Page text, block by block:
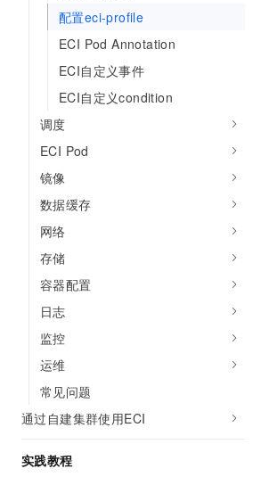
配置eci-profile
ECI Pod Annotation
ECI自定义事件
ECI自定义condition
调度
ECI Pod
镜像
数据缓存
网络
存储
容器配置
日志
监控
运维
常见问题
通过自建集群使用ECI
实践教程
企业服务与云通信
域名与网站
终端用户计算
Serverless
开发工具
迁移与运维管理
专有云